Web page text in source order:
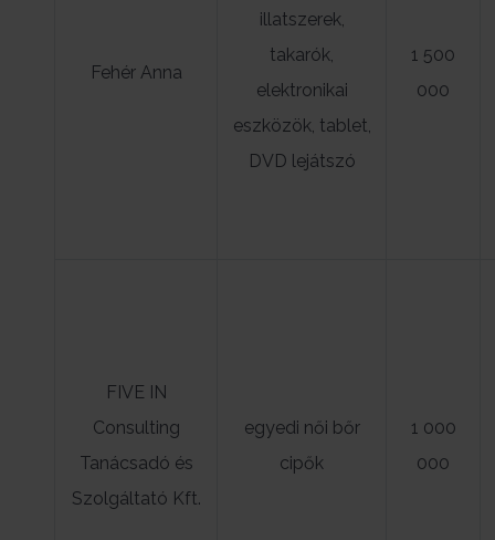
Fehér Anna
illatszerek,
takarók,
elektronikai
eszközök, tablet,
DVD lejátszó
1 500
000
FIVE IN
Consulting
Tanácsadó és
Szolgáltató Kft.
egyedi női bőr
cipők
1 000
000